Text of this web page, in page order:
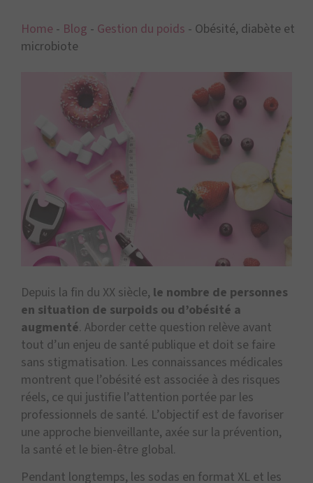
Home - Blog - Gestion du poids - Obésité, diabète et
microbiote
Depuis la fin du XX siècle, le nombre de personnes
en situation de surpoids ou d’obésité a
augmenté. Aborder cette question relève avant
tout d’un enjeu de santé publique et doit se faire
sans stigmatisation. Les connaissances médicales
montrent que l’obésité est associée à des risques
réels, ce qui justifie l’attention portée par les
professionnels de santé. L’objectif est de favoriser
une approche bienveillante, axée sur la prévention,
la santé et le bien-être global.
Pendant longtemps, les sodas en format XL et les